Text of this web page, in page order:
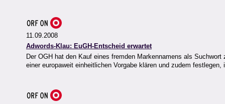
11.09.2008
Adwords-Klau: EuGH-Entscheid erwartet
Der OGH hat den Kauf eines fremden Markennamens als
einer europaweit einheitlichen Vorgabe klären und zudem